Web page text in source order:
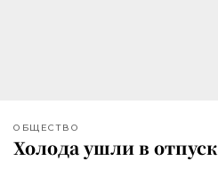
ОБЩЕСТВО
Холода ушли в отпуск